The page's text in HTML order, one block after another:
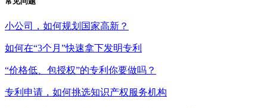
小公司，如何规划国家高新？
如何在“3个月”快速拿下发明专利
“价格低、包授权”的专利你要做吗？
专利申请，如何挑选知识产权服务机构